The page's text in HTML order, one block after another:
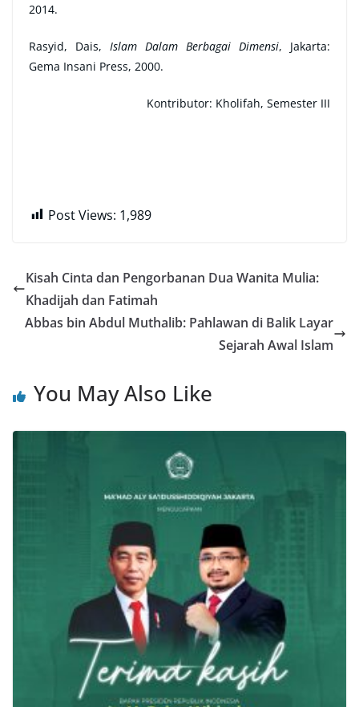
2014.
Rasyid, Dais, Islam Dalam Berbagai Dimensi, Jakarta:
Gema Insani Press, 2000.
Kontributor: Kholifah, Semester III
Post Views: 1,989
Kisah Cinta dan Pengorbanan Dua Wanita Mulia:
Khadijah dan Fatimah
Abbas bin Abdul Muthalib: Pahlawan di Balik Layar
Sejarah Awal Islam
You May Also Like